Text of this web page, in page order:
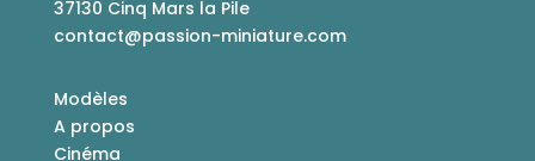
37130 Cinq Mars la Pile
contact@passion-miniature.com
Modèles
A propos
Cinéma